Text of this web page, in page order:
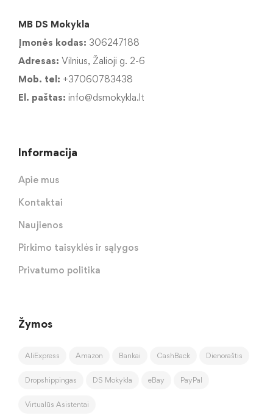
MB DS Mokykla
Įmonės kodas: 306247188
Adresas: Vilnius, Žalioji g. 2-6
Mob. tel: +37060783438
El. paštas: info@dsmokykla.lt
Informacija
Apie mus
Kontaktai
Naujienos
Pirkimo taisyklės ir sąlygos
Privatumo politika
Žymos
AliExpress Amazon Bankai CashBack Dienoraštis
Dropshippingas DS Mokykla eBay PayPal
Virtualūs Asistentai